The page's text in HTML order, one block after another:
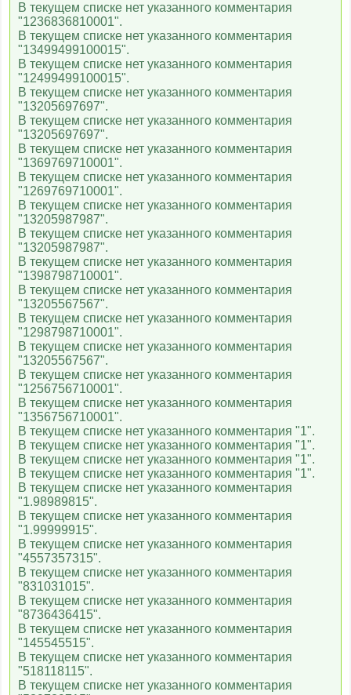
В текущем списке нет указанного комментария
"1236836810001".
В текущем списке нет указанного комментария
"13499499100015".
В текущем списке нет указанного комментария
"12499499100015".
В текущем списке нет указанного комментария
"13205697697".
В текущем списке нет указанного комментария
"13205697697".
В текущем списке нет указанного комментария
"1369769710001".
В текущем списке нет указанного комментария
"1269769710001".
В текущем списке нет указанного комментария
"13205987987".
В текущем списке нет указанного комментария
"13205987987".
В текущем списке нет указанного комментария
"1398798710001".
В текущем списке нет указанного комментария
"13205567567".
В текущем списке нет указанного комментария
"1298798710001".
В текущем списке нет указанного комментария
"13205567567".
В текущем списке нет указанного комментария
"1256756710001".
В текущем списке нет указанного комментария
"1356756710001".
В текущем списке нет указанного комментария "1".
В текущем списке нет указанного комментария "1".
В текущем списке нет указанного комментария "1".
В текущем списке нет указанного комментария "1".
В текущем списке нет указанного комментария
"1.98989815".
В текущем списке нет указанного комментария
"1.99999915".
В текущем списке нет указанного комментария
"4557357315".
В текущем списке нет указанного комментария
"831031015".
В текущем списке нет указанного комментария
"8736436415".
В текущем списке нет указанного комментария
"145545515".
В текущем списке нет указанного комментария
"518118115".
В текущем списке нет указанного комментария